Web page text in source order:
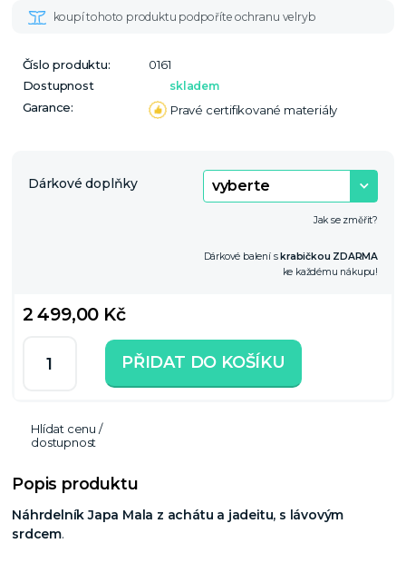
Číslo produktu:
0161
Dostupnost
skladem
Garance: Pravé certifikované materiály
Dárkové doplňky
Jak se změřit?
Dárkové balení skrabičkou ZDARMA
ke každému nákupu!
2 499,00 Kč
PŘIDAT DO KOŠÍKU
Hlídat cenu /
dostupnost
Popis produktu
Náhrdelník Japa Mala z achátu a jadeitu, s lávovým
srdcem.